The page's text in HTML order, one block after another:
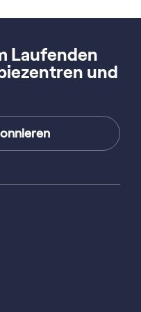
Laufenden
und